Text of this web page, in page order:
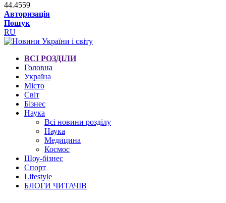
44.4559
Авторизація
Пошук
RU
ВСІ РОЗДІЛИ
Головна
Україна
Місто
Світ
Бізнес
Наука
Всі новини розділу
Наука
Медицина
Космос
Шоу-бізнес
Спорт
Lifestyle
БЛОГИ ЧИТАЧІВ